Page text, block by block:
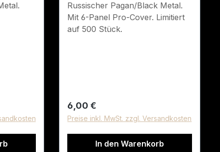
Russischer Pagan/Black Metal.
Mit 6-Panel Pro-Cover. Limitiert
auf 500 Stück.
Regulärer Preis:
6,00 €
Preise inkl. MwSt. zzgl. Versandkosten
In den Warenkorb